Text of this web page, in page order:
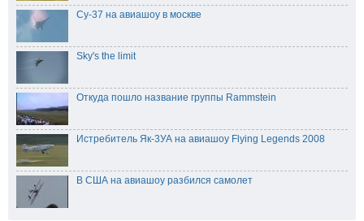
Су-37 на авиашоу в москве
Sky's the limit
Откуда пошло название группы Rammstein
Истребитель Як-3УА на авиашоу Flying Legends 2008
В США на авиашоу разбился самолет